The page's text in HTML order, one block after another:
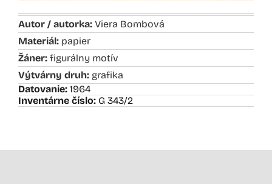
Autor / autorka: Viera Bombová
Materiál: papier
Žáner: figurálny motív
Výtvárny druh: grafika
Datovanie: 1964
Inventárne číslo: G 343/2